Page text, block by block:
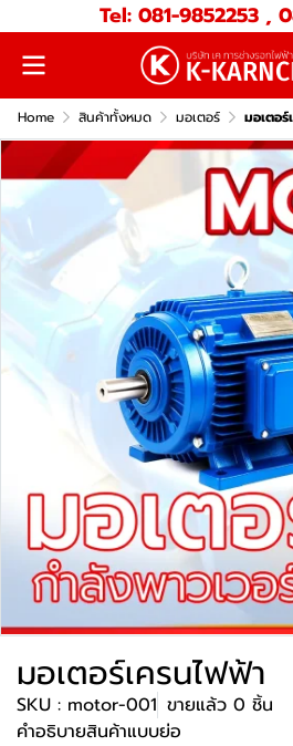
Tel: 081-9852253 ,
Home สินค้าทั้งหมด มอเตอร์ มอเตอร์
มอเตอร์เครนไฟฟ้า
SKU : motor-001 ขายแล้ว 0 ชิ้น
คำอธิบายสินค้าแบบย่อ